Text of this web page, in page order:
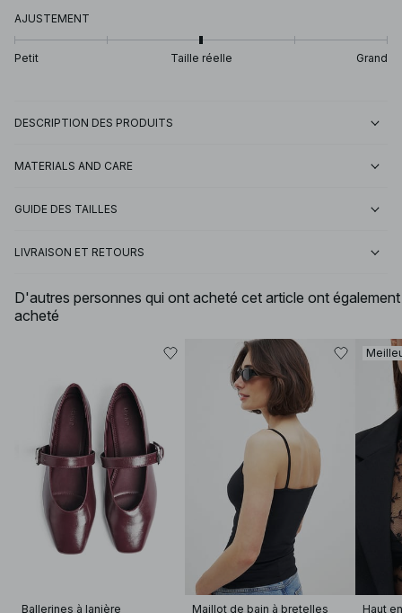
AJUSTEMENT
Petit Taille réelle Grand
DESCRIPTION DES PRODUITS
MATERIALS AND CARE
GUIDE DES TAILLES
LIVRAISON ET RETOURS
D'autres personnes qui ont acheté cet article ont également
acheté
Ballerines à lanière
Maillot de bain à bretelles